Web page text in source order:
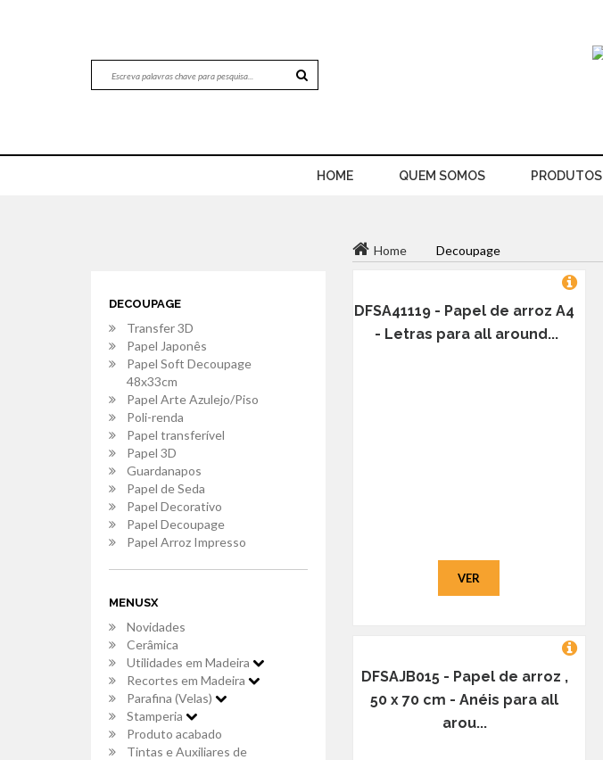
HOME QUEM SOMOS PRODUTOS
DECOUPAGE
Transfer 3D
Papel Japonês
Papel Soft Decoupage
48x33cm
Papel Arte Azulejo/Piso
Poli-renda
Papel transferível
Papel 3D
Guardanapos
Papel de Seda
Papel Decorativo
Papel Decoupage
Papel Arroz Impresso
MENUSX
Novidades
Cerâmica
Utilidades em Madeira
Recortes em Madeira
Parafina (Velas)
Stamperia
Produto acabado
Tintas e Auxiliares de
Home Decoupage
DFSA41119 - Papel de arroz A4
- Letras para all around...
VER
DFSAJB015 - Papel de arroz ,
50 x 70 cm - Anéis para all
arou...